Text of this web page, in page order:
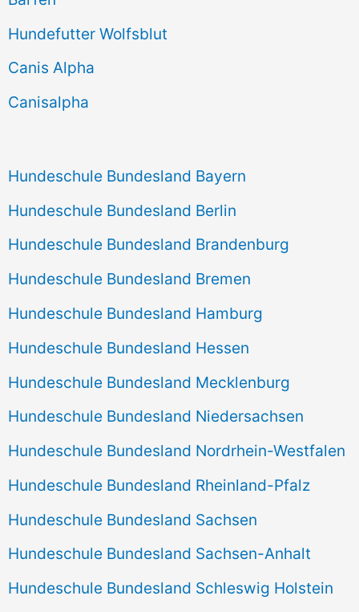
a
c
h
Hundefutter Wolfsblut
Canis Alpha
Canisalpha
Hundeschule Bundesland Bayern
Hundeschule Bundesland Berlin
Hundeschule Bundesland Brandenburg
Hundeschule Bundesland Bremen
Hundeschule Bundesland Hamburg
Hundeschule Bundesland Hessen
Hundeschule Bundesland Mecklenburg
Hundeschule Bundesland Niedersachsen
Hundeschule Bundesland Nordrhein-Westfalen
Hundeschule Bundesland Rheinland-Pfalz
Hundeschule Bundesland Sachsen
Hundeschule Bundesland Sachsen-Anhalt
Hundeschule Bundesland Schleswig Holstein